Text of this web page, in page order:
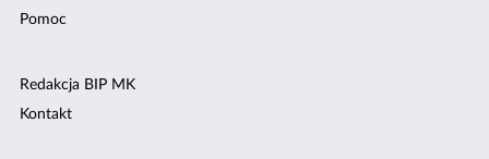
Pomoc
Redakcja BIP MK
Kontakt